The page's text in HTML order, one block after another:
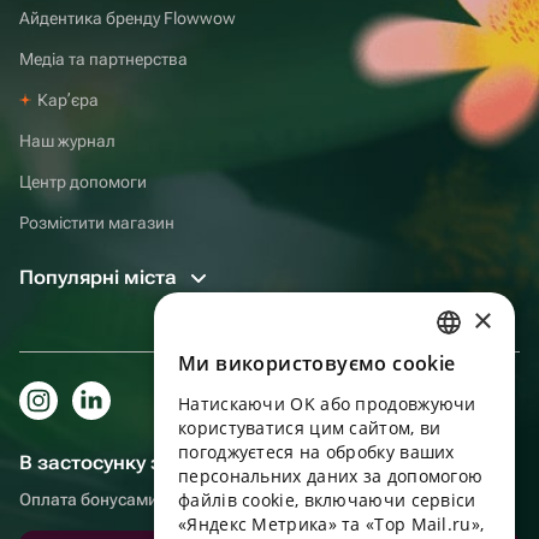
Айдентика бренду Flowwow
Медіа та партнерства
Карʼєра
Наш журнал
Центр допомоги
Розмістити магазин
Популярні міста
В застосунку зручніше!
Оплата бонусами, самовивіз, зручний чат підтримки
RUSSIAN
ENGLISH
UKRAINIAN
PORTUGUESE
SPANISH
×
Ми використовуємо cookie
Натискаючи OK або продовжуючи
користуватися цим сайтом, ви
погоджуєтеся на обробку ваших
персональних даних за допомогою
файлів cookie, включаючи сервіси
«Яндекс Метрика» та «Top Mail.ru»,